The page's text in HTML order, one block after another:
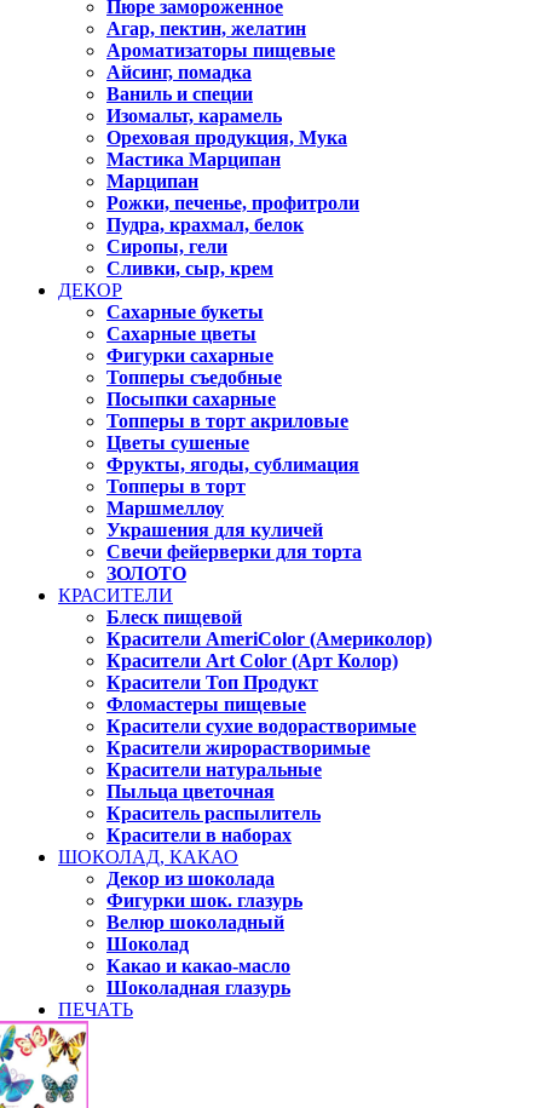
Пюре замороженное
Агар, пектин, желатин
Ароматизаторы пищевые
Айсинг, помадка
Ваниль и специи
Изомальт, карамель
Ореховая продукция, Мука
Мастика Марципан
Марципан
Рожки, печенье, профитроли
Пудра, крахмал, белок
Сиропы, гели
Сливки, сыр, крем
ДЕКОР
Сахарные букеты
Сахарные цветы
Фигурки сахарные
Топперы съедобные
Посыпки сахарные
Топперы в торт акриловые
Цветы сушеные
Фрукты, ягоды, сублимация
Топперы в торт
Маршмеллоу
Украшения для куличей
Свечи фейерверки для торта
ЗОЛОТО
КРАСИТЕЛИ
Блеск пищевой
Красители AmeriColor (Америколор)
Красители Art Color (Арт Колор)
Красители Топ Продукт
Фломастеры пищевые
Красители сухие водорастворимые
Красители жирорастворимые
Красители натуральные
Пыльца цветочная
Краситель распылитель
Красители в наборах
ШОКОЛАД, КАКАО
Декор из шоколада
Фигурки шок. глазурь
Велюр шоколадный
Шоколад
Какао и какао-масло
Шоколадная глазурь
ПЕЧАТЬ